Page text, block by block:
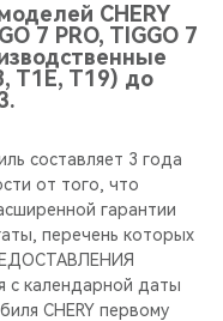
CHERY
7 PRO, TIGGO 7
T1E, T19) до
составляет 3 года
от того, что
гарантии
перечень которых
с календарной даты
CHERY первому